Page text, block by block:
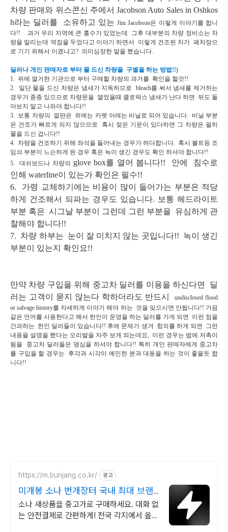
차량 판매와 위스콘신 주에서 Jacobson Auto Sales in Oshkos
h라는 딜러를 소유하고 있는Jim Jacobson은 이렇게 이야기를 합니
다!! 과거 우리 지역에 큰 홍수가 있었는데 그후 대부분의 차량 정비소는 차
량을 말리는데 역점을 두었다고 이야기 하면서 이렇게 건조된 차가 폐차장으
로 기기 위해서 이겠냐고? 의미심장한 말을 했습니다.
딜러나 개인 판매자로 부터 물 드신 차량을 구별을 하는 방법!!)
1. 위에 열거한 기관으로 부터 구매할 차량의 과거를 확인을 할것!!
2. 일단 물을 드신 차량은 냄새가 지독하므로 bleach를 써서 냄새를 제거하는
경우가 종종 있으므로 차량문을 열었을때 클로락스 냄새가 난다 하면 뒤도 돌
아보지 말고 나와야 합니다!!
3. 보통 차량의 깔판은 위에는 카펫 아래는 비닐로 되어 있습니다. 비닐 부분
은 건조가 빠르게 되지 않으므로 혹시 젖은 기운이 있다하면 그 차량은 필히
물을 드신 겁니다!!
4. 차량을 건조하기 위해 좌석을 들어내는 경우가 허다합니다. 혹시 볼트등 조
임쇠 부분이 느슨하게 된 경우 혹은 녹이 생긴 경우도 확인 하셔야 합니다!!
5. 대쉬보드나 차량의 glove box를 열어 봅니다!! 안에 침수로
인해 waterline이 있는가 확인은 필수!!
6. 가령 교체하기에는 비용이 많이 들어가는 부분은 적당
하게 건조해서 되파는 경우도 있습니다. 보통 헤드라이트
부분 혹은 시그날 부분이 그런데 그런 부분을 유심하게 관
찰해야 합니다!!
7. 차량 하부는 눈이 잘 미치지 않는 곳입니다!! 녹이 생긴
부분이 있는지 확인요!!
만약 차량 구입을 위해 중고차 딜러를 이용을 하신다면 딜
러는 고객이 묻지 않는다 학하더라도 반드시
undisclosed flood
or salvage history를 자세하게 이야기 해야 하는 것을 잊으시면 안됩니다!! 가끔
같은 언어를 사용한다고 해서 한인이 운영을 하는 딜러를 가게 되면 이런 점을
간과하는 한인 딜러들이 있습니다!! 후에 문제가 생겨 항의를 하게 되면 그런
내용을 설명을 했다는 오리발을 자주 보게 되는데요, 이런 경우는 법에 저촉이
됨을 중고차 딜러들은 명심을 하셔야 합니다!! 특히 개인 판매자에게 중고차
를 구입을 할 경우는 후각과 시각이 예민한 분과 대동을 하는 것이 좋을듯 합
니다!!
https://m.bunjang.co.kr/ 광고
미개봉 소나 번개장터 국내 최대 브랜
드 중고거래
소나 새상품을 중고가로 구매하세요. 대화 없
는 안전결제로 간편하게! 전국 각지에서 올라